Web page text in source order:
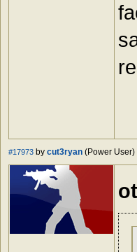
#17973 by cut3ryan (Power User)